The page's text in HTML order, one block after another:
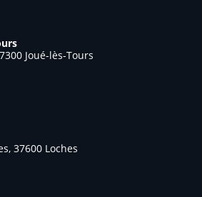
Joué-lès-Tours
37600 Loches